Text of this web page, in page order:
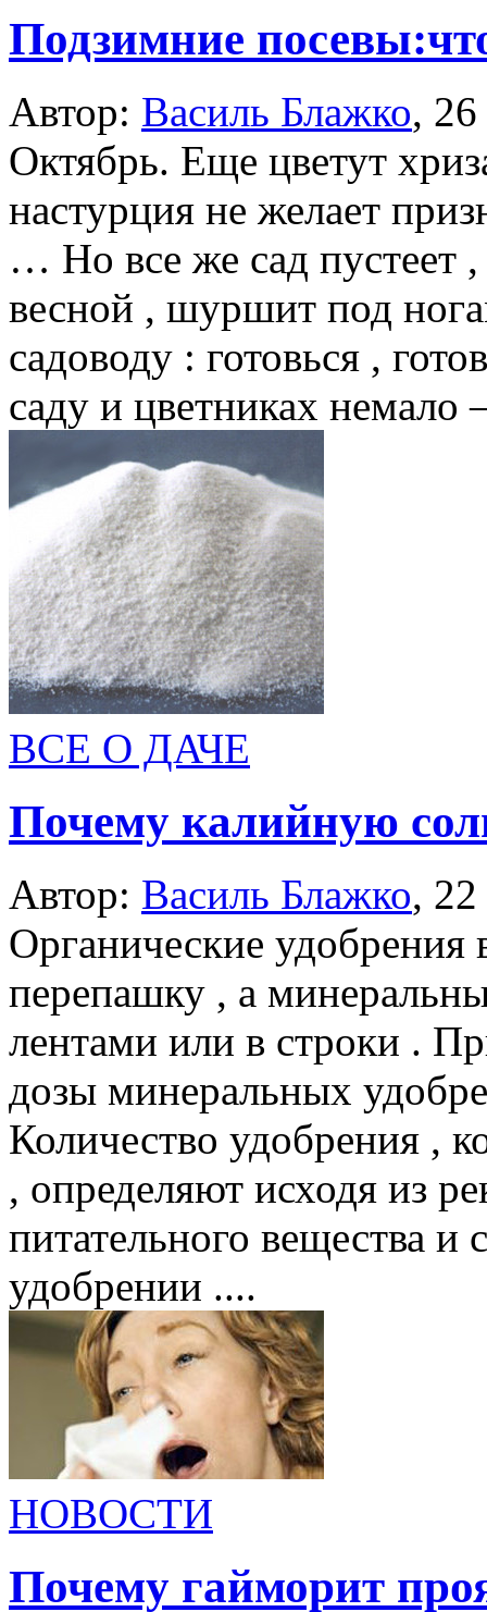
Подзимние
Автор: Василь Блажко,
Октябрь. Еще цветут
настурция не желает
… Но все же сад пустеет
весной , шуршит под
садоводу : готовься ,
саду и цветниках немало
ВСЕ О ДАЧЕ
Почему калийную
Автор: Василь Блажко,
Органические
перепашку , а
лентами или в строки .
дозы минеральных
Количество удобрения ,
, определяют исходя из
питательного вещества и
удобрении ....
НОВОСТИ
Почему гайморит